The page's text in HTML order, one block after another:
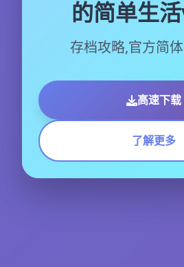
的简单生
存档攻略,官方简
高速下载
了解更多